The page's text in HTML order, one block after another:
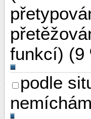
funkcí) (9
podle